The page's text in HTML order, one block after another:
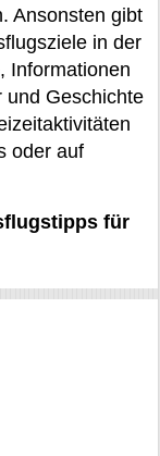
Ansonsten gibt
in der
Informationen
und Geschichte
oder auf
für